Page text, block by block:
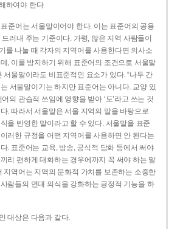
하여야 한다.
준어는 서울말이어야 한다. 이는 표준어의 공용
러내 주는 기준이다. 가령, 많은 지역 사람들이
를 나눌 때 각자의 지역어를 사용한다면 의사소
, 이를 방지하기 위해 표준어의 조건으로 서울말
서울말이라도 비표준적인 요소가 있다. “나두 간
는 서울말이기는 하지만 표준어는 아니다. 교양 있
의 관습적 쓰임에 영향을 받아 ‘도’라고 쓰는 것
. 따라서 서울말은 서울 지역의 말을 바탕으로
을 반영한 말이라고 할 수 있다. 서울말을 표준
러한 규정을 어떤 지역어를 사용하면 안 된다는
. 표준어는 교육, 방송, 공식적 담화 등에서 써야
리 편하게 대화하는 경우에까지 꼭 써야 하는 말
지역어는 지역의 문화적 가치를 보존하는 소중한
람들의 연대 의식을 강화하는 긍정적 기능을 하
대상은 다음과 같다.